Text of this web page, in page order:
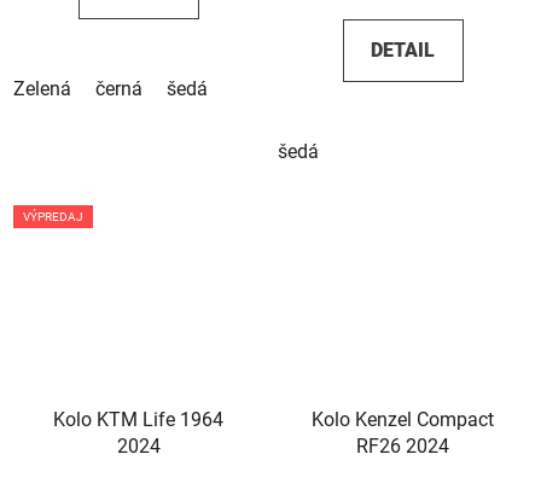
Zelená černá šedá
DETAIL
šedá
VÝPREDAJ
Kolo KTM Life 1964
2024
Kolo Kenzel Compact
RF26 2024